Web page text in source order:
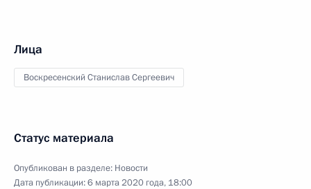
Лица
Воскресенский Станислав Сергеевич
Статус материала
Опубликован в разделе: Новости
Дата публикации:6 марта 2020 года, 18:00